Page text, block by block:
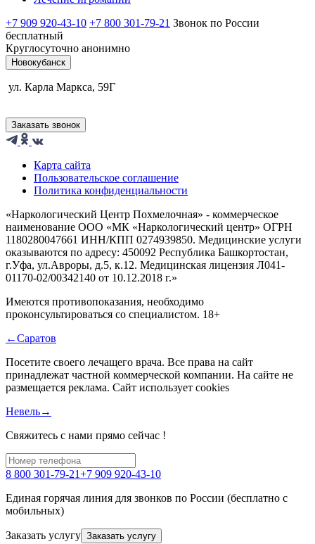
+7 909 920-43-10 +7 800 301-79-21 Звонок по России
бесплатный
Круглосуточно анонимно
Новокубанск
ул. Карла Маркса, 59Г
Заказать звонок
Карта сайта
Пользовательское соглашение
Политика конфиденциальности
«Наркологический Центр Похмелочная» - коммерческое
наименование ООО «МК «Наркологический центр» ОГРН
1180280047661 ИНН/КПП 0274939850. Медицинские услуги
оказываются по адресу: 450092 Республика Башкортостан,
г.Уфа, ул.Авроры, д.5, к.12. Медицинская лицензия Л041-
01170-02/00342140 от 10.12.2018 г.»
Имеются противопоказания, необходимо
проконсультироваться со специалистом. 18+
←Саратов
Посетите своего лечащего врача. Все права на сайт
принадлежат частной коммерческой компании. На сайте не
размещается реклама. Сайт использует cookies
Невель→
Свяжитесь с нами прямо сейчас !
8 800 301-79-21+7 909 920-43-10
Единая горячая линия для звонков по России (бесплатно с
мобильных)
Заказать услугу Заказать услугу